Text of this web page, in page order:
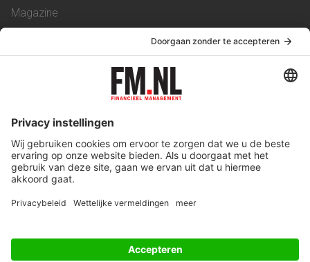
Magazine
Service & Contact
Werken bij ons
Privacy Statement
Algemene Voorwaarden